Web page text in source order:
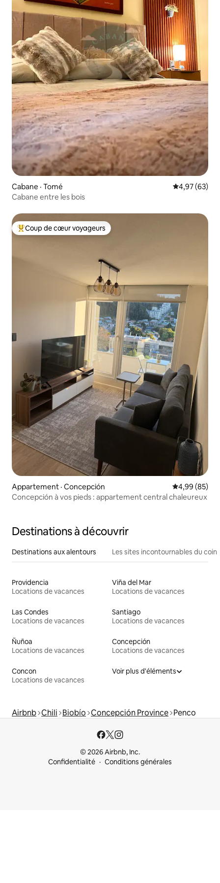
Cabane · Tomé Note
4,97 (63)
Cabane entre les bois
Coup de cœur voyageurs parmi les plus aimés
Coup de cœur voyageurs
Appartement · Concepción Note
4,99 (85)
Concepción à vos pieds : appartement central chaleureux
Destinations à découvrir
Destinations aux alentours Les sites incontournables du coin
Providencia
Locations de vacances
Viña del Mar
Locations de vacances
Las Condes
Locations de vacances
Santiago
Locations de vacances
Ñuñoa
Locations de vacances
Concepción
Locations de vacances
Concon
Locations de vacances
Voir plus d'éléments
Airbnb Chili Biobío Concepción Province Penco
© 2026 Airbnb, Inc.
Confidentialité
Conditions générales